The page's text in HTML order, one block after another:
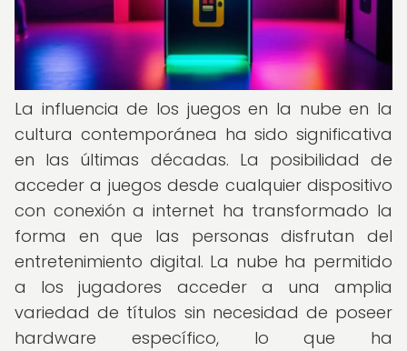
La influencia de los juegos en la nube en la
cultura contemporánea ha sido significativa
en las últimas décadas. La posibilidad de
acceder a juegos desde cualquier dispositivo
con conexión a internet ha transformado la
forma en que las personas disfrutan del
entretenimiento digital. La nube ha permitido
a los jugadores acceder a una amplia
variedad de títulos sin necesidad de poseer
hardware específico, lo que ha